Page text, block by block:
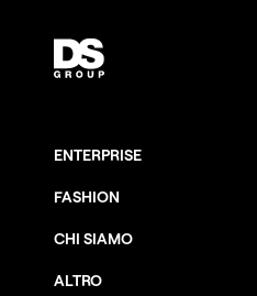
ENTERPRISE
Combenia
Distance Sales
FASHION
Combenia
Distance Sales
CHI SIAMO
Azienda
ALTRO